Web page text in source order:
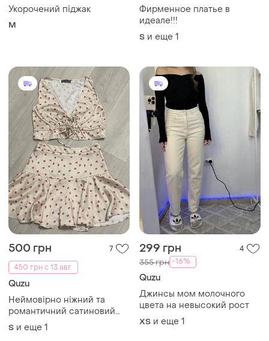
Укорочений піджак
M
Фирменное платье в
идеале!!!
S и еще 1
500 грн
7
450 грн с 13 авг.
Quzu
Неймовірно ніжний та
романтичний сатиновий
літній костюм-двійка від
турецького бренду quzu.
S и еще 1
299 грн 4
355 грн -16%
Quzu
Джинсы мом молочного
цвета на невысокий рост
XS и еще 1